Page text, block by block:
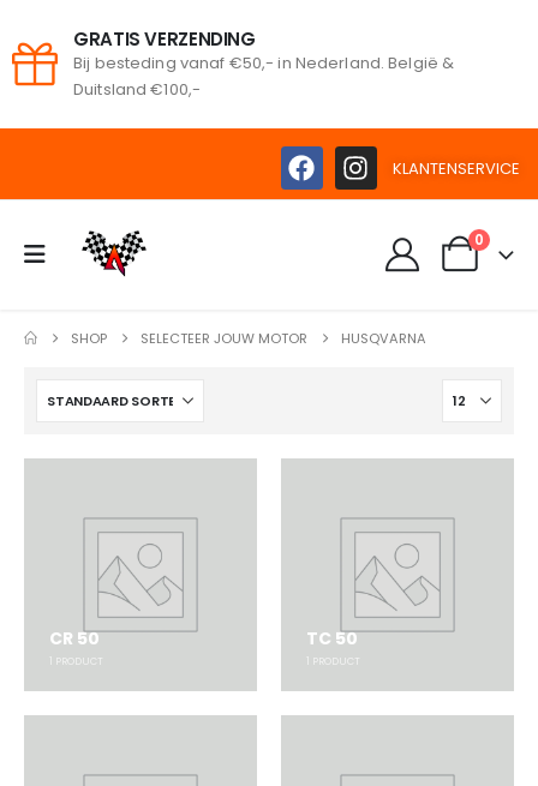
GRATIS VERZENDING
Bij besteding vanaf €50,- in Nederland. België &
Duitsland €100,-
KLANTENSERVICE
0
SHOP SELECTEER JOUW MOTOR HUSQVARNA
CR 50
PRODUCT
TC 50
PRODUCT